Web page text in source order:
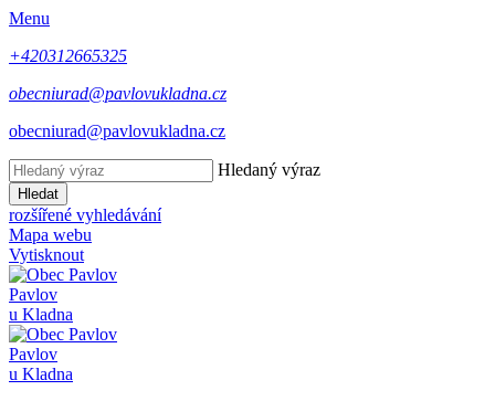
Menu
+420312665325
obecniurad@pavlovukladna.cz
obecniurad@pavlovukladna.cz
Hledaný výraz
Hledat
rozšířené vyhledávání
Mapa webu
Vytisknout
Pavlov
u Kladna
Pavlov
u Kladna